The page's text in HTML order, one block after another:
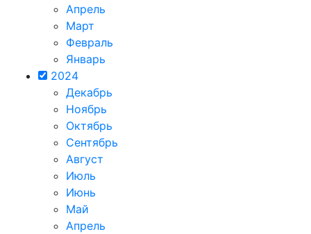
Апрель
Март
Февраль
Январь
2024
Декабрь
Ноябрь
Октябрь
Сентябрь
Август
Июль
Июнь
Май
Апрель